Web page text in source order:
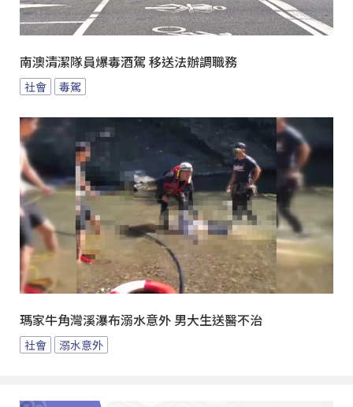
南澳清潔隊員爆毒酒駕 移送法辦調職務
社會 毒駕
瑪家牛角灣溪瀑布溺水意外 男大生送醫不治
社會 溺水意外